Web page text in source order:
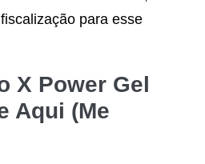
para esse
X Power Gel
Aqui (Me